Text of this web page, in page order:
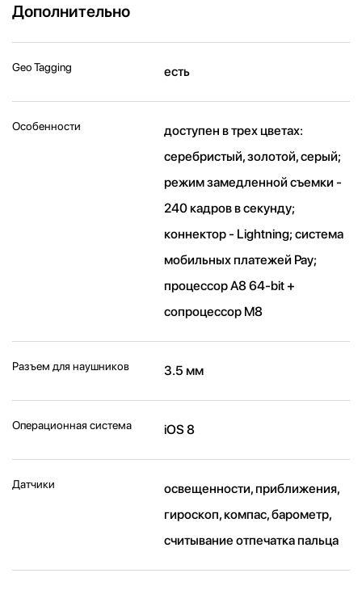
Дополнительно
Geo Tagging есть
Особенности
доступен в трех цветах:
серебристый, золотой, серый;
режим замедленной съемки -
240 кадров в секунду;
коннектор - Lightning; система
мобильных платежей Pay;
процессор A8 64-bit +
сопроцессор M8
Разъем для наушников 3.5 мм
Операционная система iOS 8
Датчики
освещенности, приближения,
гироскоп, компас, барометр,
считывание отпечатка пальца